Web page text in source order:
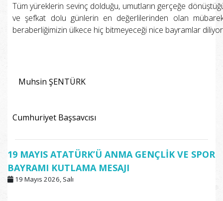
Tüm yüreklerin sevinç dolduğu, umutların gerçeğe
ve şefkat dolu günlerin en değerlilerinden olan
beraberliğimizin ülkece hiç bitmeyeceği nice bayramlar
Muhsin ŞENTÜRK
Cumhuriyet Başsavcısı
19 MAYIS ATATÜRK’Ü ANMA GENÇLİK VE SPOR
BAYRAMI KUTLAMA MESAJI
19 Mayıs 2026, Salı